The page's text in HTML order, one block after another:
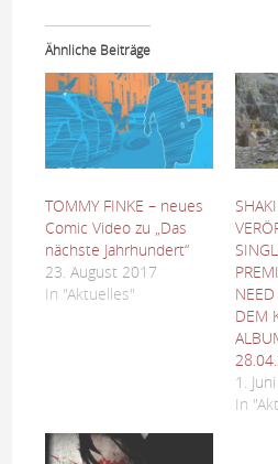
Ähnliche Beiträge
TOMMY FINKE – neues
Comic Video zu „Das
nächste Jahrhundert“
23. August 2017
In "Aktuelles"
NEED
DEM
1.
In